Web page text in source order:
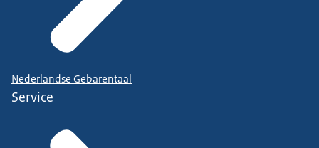
Nederlandse Gebarentaal
Service